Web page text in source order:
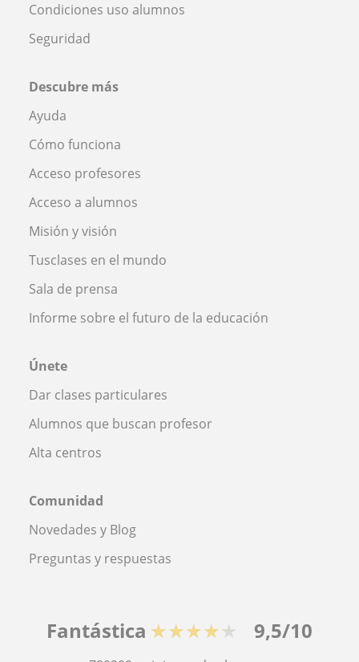
Condiciones uso alumnos
Seguridad
Descubre más
Ayuda
Cómo funciona
Acceso profesores
Acceso a alumnos
Misión y visión
Tusclases en el mundo
Sala de prensa
Informe sobre el futuro de la educación
Únete
Dar clases particulares
Alumnos que buscan profesor
Alta centros
Comunidad
Novedades y Blog
Preguntas y respuestas
Fantástica ★★★★★ 9,5/10